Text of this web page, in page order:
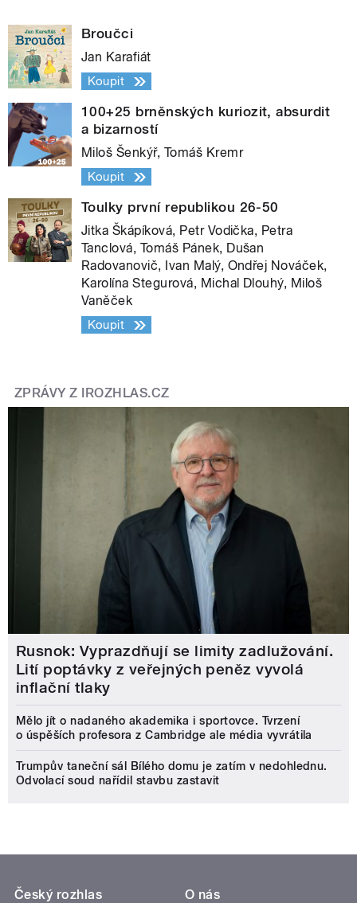
Broučci
Jan Karafiát
Koupit
100+25 brněnských kuriozit, absurdit
a bizarností
Miloš Šenkýř, Tomáš Kremr
Koupit
Toulky první republikou 26-50
Jitka Škápíková, Petr Vodička, Petra
Tanclová, Tomáš Pánek, Dušan
Radovanovič, Ivan Malý, Ondřej Nováček,
Karolína Stegurová, Michal Dlouhý, Miloš
Vaněček
Koupit
ZPRÁVY Z IROZHLAS.CZ
Rusnok: Vyprazdňují se limity zadlužování.
Lití poptávky z veřejných peněz vyvolá
inflační tlaky
Mělo jít o nadaného akademika i sportovce. Tvrzení
o úspěších profesora z Cambridge ale média vyvrátila
Trumpův taneční sál Bílého domu je zatím v nedohlednu.
Odvolací soud nařídil stavbu zastavit
Český rozhlas
O nás